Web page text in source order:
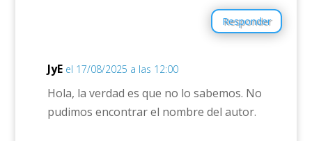
Responder
JyE el 17/08/2025 a las 12:00
Hola, la verdad es que no lo sabemos. No
pudimos encontrar el nombre del autor.